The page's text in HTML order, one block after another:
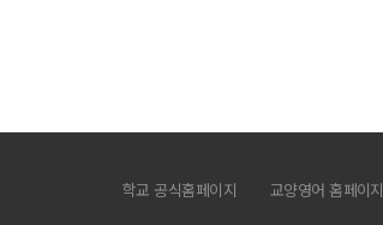
학교 공식홈페이지 교양영어 홈페이지